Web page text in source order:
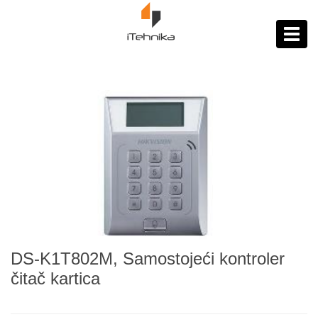
DS-K1T802M, Samostojeći kontroler
čitač kartica